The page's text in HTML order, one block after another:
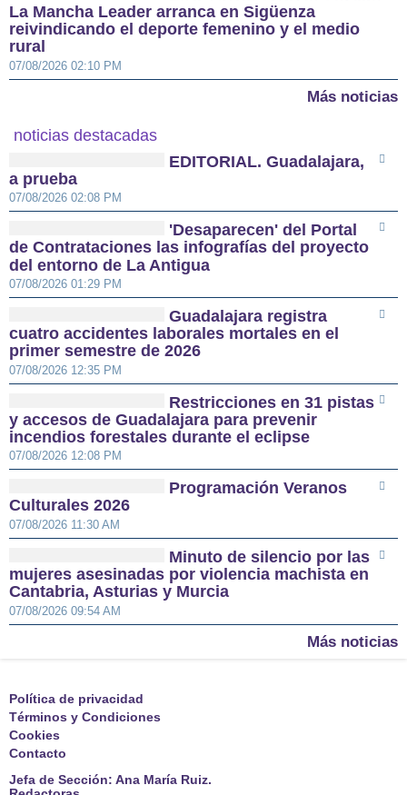
La Mancha Leader arranca en Sigüenza
reivindicando el deporte femenino y el medio
rural
07/08/2026 02:10 PM
Más noticias
noticias destacadas
EDITORIAL. Guadalajara,
a prueba
07/08/2026 02:08 PM
'Desaparecen' del Portal
de Contrataciones las infografías del proyecto
del entorno de La Antigua
07/08/2026 01:29 PM
Guadalajara registra
cuatro accidentes laborales mortales en el
primer semestre de 2026
07/08/2026 12:35 PM
Restricciones en 31 pistas
y accesos de Guadalajara para prevenir
incendios forestales durante el eclipse
07/08/2026 12:08 PM
Programación Veranos
Culturales 2026
07/08/2026 11:30 AM
Minuto de silencio por las
mujeres asesinadas por violencia machista en
Cantabria, Asturias y Murcia
07/08/2026 09:54 AM
Más noticias
Política de privacidad
Términos y Condiciones
Cookies
Contacto
Jefa de Sección: Ana María Ruiz.